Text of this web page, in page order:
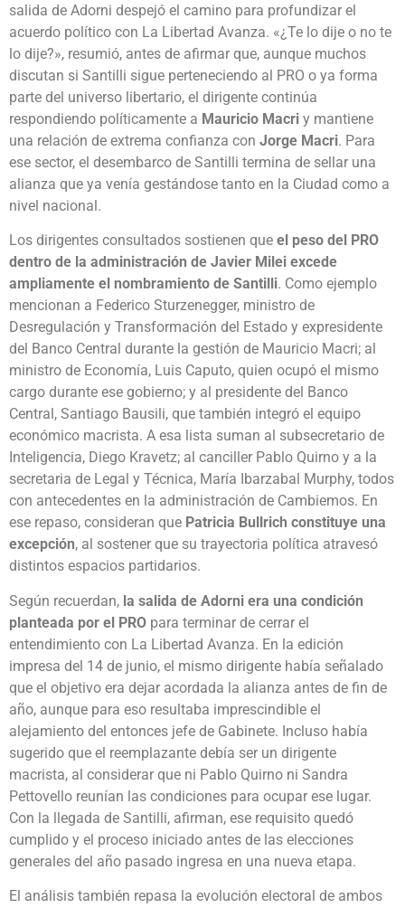
salida de Adorni despejó el camino para profundizar el
acuerdo político con La Libertad Avanza. «¿Te lo dije o no te
lo dije?», resumió, antes de afirmar que, aunque muchos
discutan si Santilli sigue perteneciendo al PRO o ya forma
parte del universo libertario, el dirigente continúa
respondiendo políticamente a Mauricio Macri y mantiene
una relación de extrema confianza con Jorge Macri. Para
ese sector, el desembarco de Santilli termina de sellar una
alianza que ya venía gestándose tanto en la Ciudad como a
nivel nacional.
Los dirigentes consultados sostienen que el peso del PRO
dentro de la administración de Javier Milei excede
ampliamente el nombramiento de Santilli. Como ejemplo
mencionan a Federico Sturzenegger, ministro de
Desregulación y Transformación del Estado y expresidente
del Banco Central durante la gestión de Mauricio Macri; al
ministro de Economía, Luis Caputo, quien ocupó el mismo
cargo durante ese gobierno; y al presidente del Banco
Central, Santiago Bausili, que también integró el equipo
económico macrista. A esa lista suman al subsecretario de
Inteligencia, Diego Kravetz; al canciller Pablo Quirno y a la
secretaria de Legal y Técnica, María Ibarzabal Murphy, todos
con antecedentes en la administración de Cambiemos. En
ese repaso, consideran que Patricia Bullrich constituye una
excepción, al sostener que su trayectoria política atravesó
distintos espacios partidarios.
Según recuerdan, la salida de Adorni era una condición
planteada por el PRO para terminar de cerrar el
entendimiento con La Libertad Avanza. En la edición
impresa del 14 de junio, el mismo dirigente había señalado
que el objetivo era dejar acordada la alianza antes de fin de
año, aunque para eso resultaba imprescindible el
alejamiento del entonces jefe de Gabinete. Incluso había
sugerido que el reemplazante debía ser un dirigente
macrista, al considerar que ni Pablo Quirno ni Sandra
Pettovello reunían las condiciones para ocupar ese lugar.
Con la llegada de Santilli, afirman, ese requisito quedó
cumplido y el proceso iniciado antes de las elecciones
generales del año pasado ingresa en una nueva etapa.
El análisis también repasa la evolución electoral de ambos